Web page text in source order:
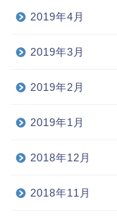
2019年4月
2019年3月
2019年2月
2019年1月
2018年12月
2018年11月